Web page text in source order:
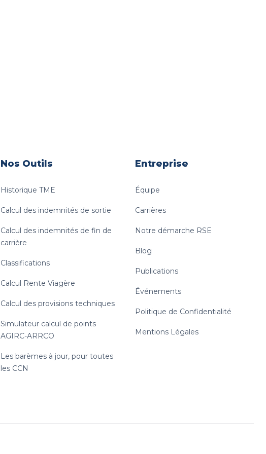
Nos Outils
Historique TME
Calcul des indemnités de sortie
Calcul des indemnités de fin de
carrière
Classifications
Calcul Rente Viagère
Calcul des provisions techniques
Simulateur calcul de points
AGIRC-ARRCO
Les barèmes à jour, pour toutes
les CCN
Entreprise
Équipe
Carrières
Notre démarche RSE
Blog
Publications
Événements
Politique de Confidentialité
Mentions Légales